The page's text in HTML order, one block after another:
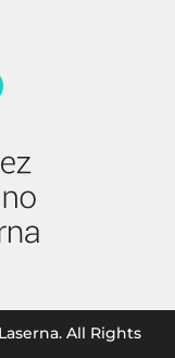
All Rights